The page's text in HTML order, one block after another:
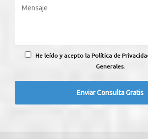
He leído y acepto la Política de
Generales.